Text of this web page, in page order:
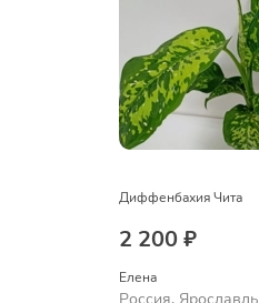
Диффенбахия Чита
2 200 ₽
Елена